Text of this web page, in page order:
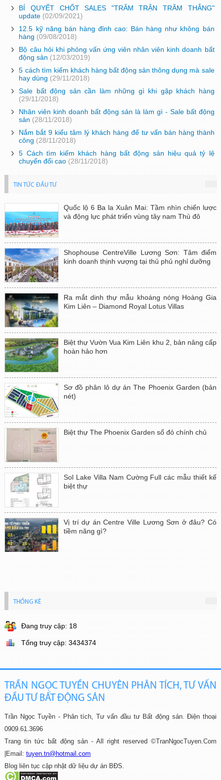
BÍ QUYẾT CHỐT SALES "TRĂM TRẬN TRĂM THẮNG"
update (02/09/2021)
12.5 kỹ năng bán hàng đỉnh cao: Bán hàng như không bán
hàng (09/08/2018)
Bộ câu hỏi khi phỏng vấn ứng viên nhân viên kinh doanh bất
động sản (12/03/2019)
5 cách tìm kiếm khách hàng bất động sản thông dụng mà sale
hay dùng (29/11/2018)
Sale bất động sản cần làm những gì khi gặp khách hàng
(29/11/2018)
Nhân viên kinh doanh bất động sản là làm gì - Sale bất động
sản (28/11/2018)
Nắm bắt 9 kiểu tâm lý khách hàng để tư vấn bán hàng thành
công (28/11/2018)
5 Cách tìm kiếm khách hàng bất động sản hiệu quả tỷ lệ
chuyển đổi cao (28/11/2018)
TIN TỨC ĐẦU TƯ
Quốc lộ 6 Ba la Xuân Mai: Tầm nhìn chiến lược
và động lực phát triển vùng tây nam Thủ đô
Shophouse CentreVille Lương Sơn: Tâm điểm
kinh doanh thịnh vượng tại thủ phủ nghỉ dưỡng
Ra mắt dinh thự mẫu khoáng nóng Hoàng Gia
Kim Liên – Diamond Royal Lotus Villas
Biệt thự Vườn Vua Kim Liên khu 2, bản nâng cấp
hoàn hảo hơn
Sơ đồ phân lô dự án The Phoenix Garden (bản
nét)
Biệt thự The Phoenix Garden sổ đỏ chính chủ
Sol Lake Villa Nam Cường Full các mẫu thiết kế
biệt thự
Vị trí dự án Centre Ville Lương Sơn ở đâu? Có
tiềm năng gì?
THỐNG KÊ
Đang truy cập: 18
Tổng truy cập: 3434374
TRẦN NGỌC TUYỀN CHUYÊN PHÂN TÍCH, TƯ VẤN
ĐẦU TƯ BẤT ĐỘNG SẢN
Trần Ngọc Tuyền - Phân tích, Tư vấn đầu tư Bất động sản. Điện thoại
0909.61.3696
Trang tin tức bất động sản - All right reserved ©TranNgocTuyen.Com
Email: tuyen.tn@hotmail.com
Blog liên tục cập nhật dữ liệu dự án BĐS.